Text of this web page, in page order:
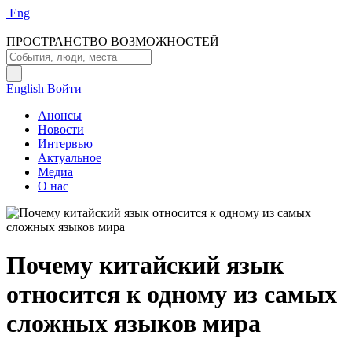
Eng
ПРОСТРАНСТВО ВОЗМОЖНОСТЕЙ
English Войти
Анонсы
Новости
Интервью
Актуальное
Медиа
О нас
Почему китайский язык
относится к одному из самых
сложных языков мира